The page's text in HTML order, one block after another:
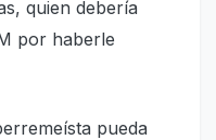
quien debería
por haberle
pueda